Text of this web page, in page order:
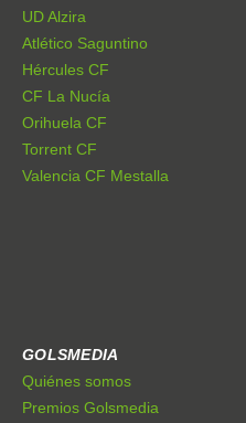
UD Alzira
Atlético Saguntino
Hércules CF
CF La Nucía
Orihuela CF
Torrent CF
Valencia CF Mestalla
GOLSMEDIA
Quiénes somos
Premios Golsmedia